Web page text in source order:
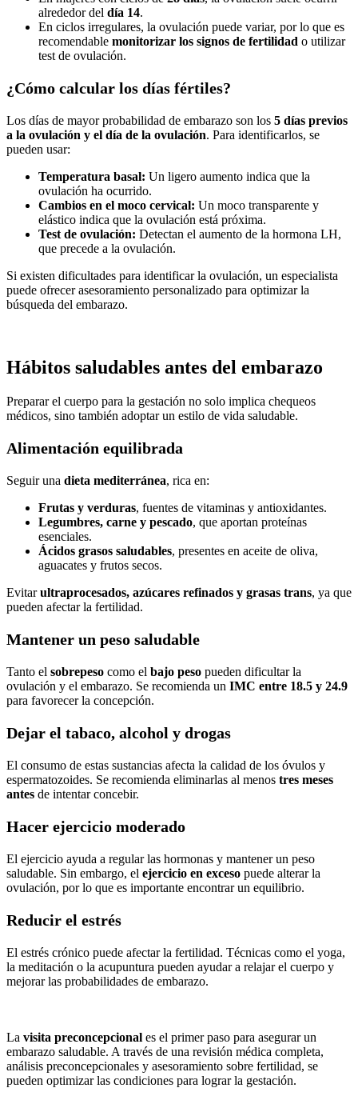
alrededor del día 14.
En ciclos irregulares, la ovulación puede variar, por lo que es
recomendable monitorizar los signos de fertilidad o utilizar
test de ovulación.
¿Cómo calcular los días fértiles?
Los días de mayor probabilidad de embarazo son los 5 días previos
a la ovulación y el día de la ovulación. Para identificarlos, se
pueden usar:
Temperatura basal: Un ligero aumento indica que la
ovulación ha ocurrido.
Cambios en el moco cervical: Un moco transparente y
elástico indica que la ovulación está próxima.
Test de ovulación: Detectan el aumento de la hormona LH,
que precede a la ovulación.
Si existen dificultades para identificar la ovulación, un especialista
puede ofrecer asesoramiento personalizado para optimizar la
búsqueda del embarazo.
Hábitos saludables antes del embarazo
Preparar el cuerpo para la gestación no solo implica chequeos
médicos, sino también adoptar un estilo de vida saludable.
Alimentación equilibrada
Seguir una dieta mediterránea, rica en:
Frutas y verduras, fuentes de vitaminas y antioxidantes.
Legumbres, carne y pescado, que aportan proteínas
esenciales.
Ácidos grasos saludables, presentes en aceite de oliva,
aguacates y frutos secos.
Evitarultraprocesados, azúcares refinados y grasas trans, ya que
pueden afectar la fertilidad.
Mantener un peso saludable
Tanto el sobrepeso como el bajo peso pueden dificultar la
ovulación y el embarazo. Se recomienda un IMC entre 18.5 y 24.9
para favorecer la concepción.
Dejar el tabaco, alcohol y drogas
El consumo de estas sustancias afecta la calidad de los óvulos y
espermatozoides. Se recomienda eliminarlas al menos tres meses
antes de intentar concebir.
Hacer ejercicio moderado
El ejercicio ayuda a regular las hormonas y mantener un peso
saludable. Sin embargo, el ejercicio en exceso puede alterar la
ovulación, por lo que es importante encontrar un equilibrio.
Reducir el estrés
El estrés crónico puede afectar la fertilidad. Técnicas como el yoga,
la meditación o la acupuntura pueden ayudar a relajar el cuerpo y
mejorar las probabilidades de embarazo.
La visita preconcepcional es el primer paso para asegurar un
embarazo saludable. A través de una revisión médica completa,
análisis preconcepcionales y asesoramiento sobre fertilidad, se
pueden optimizar las condiciones para lograr la gestación.